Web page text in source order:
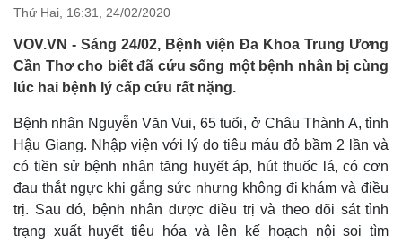
Thứ Hai, 16:31, 24/02/2020
VOV.VN - Sáng 24/02, Bệnh viện Đa Khoa Trung Ương
Cần Thơ cho biết đã cứu sống một bệnh nhân bị cùng
lúc hai bệnh lý cấp cứu rất nặng.
Bệnh nhân Nguyễn Văn Vui, 65 tuổi, ở Châu Thành A, tỉnh
Hậu Giang. Nhập viện với lý do tiêu máu đỏ bầm 2 lần và
có tiền sử bệnh nhân tăng huyết áp, hút thuốc lá, có cơn
đau thắt ngực khi gắng sức nhưng không đi khám và điều
trị. Sau đó, bệnh nhân được điều trị và theo dõi sát tình
trạng xuất huyết tiêu hóa và lên kế hoạch nội soi tìm